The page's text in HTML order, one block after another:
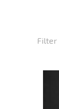
Filter